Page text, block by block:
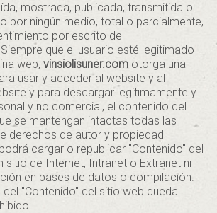
mostrada, publicada, transmitida o
por ningún medio, total o parcialmente,
por escrito de
que el usuario esté legitimado
web, vinsiolisuner.com otorga una
usar y acceder al website y al
y para descargar legítimamente y
y no comercial, el contenido del
se mantengan intactas todas las
derechos de autor y propiedad
cargar o republicar "Contenido" del
sitio de Internet, Intranet o Extranet ni
en bases de datos o compilación.
"Contenido" del sitio web queda